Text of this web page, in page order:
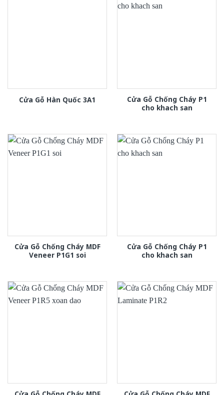
Cửa Gỗ Hàn Quốc 3A1
Cửa Gỗ Chống Cháy P1
cho khach san
Cửa Gỗ Chống Cháy MDF
Veneer P1G1 soi
Cửa Gỗ Chống Cháy P1
cho khach san